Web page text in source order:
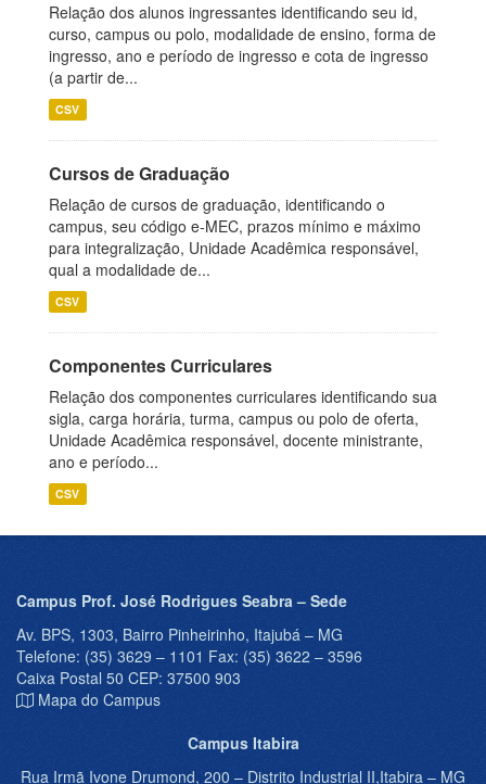
Relação dos alunos ingressantes identificando seu id,
curso, campus ou polo, modalidade de ensino, forma de
ingresso, ano e período de ingresso e cota de ingresso
(a partir de...
CSV
Cursos de Graduação
Relação de cursos de graduação, identificando o
campus, seu código e-MEC, prazos mínimo e máximo
para integralização, Unidade Acadêmica responsável,
qual a modalidade de...
CSV
Componentes Curriculares
Relação dos componentes curriculares identificando sua
sigla, carga horária, turma, campus ou polo de oferta,
Unidade Acadêmica responsável, docente ministrante,
ano e período...
CSV
Campus Prof. José Rodrigues Seabra – Sede
Av. BPS, 1303, Bairro Pinheirinho, Itajubá – MG
Telefone: (35) 3629 – 1101 Fax: (35) 3622 – 3596
Caixa Postal 50 CEP: 37500 903
Mapa do Campus
Campus Itabira
Rua Irmã Ivone Drumond, 200 – Distrito Industrial II,Itabira – MG